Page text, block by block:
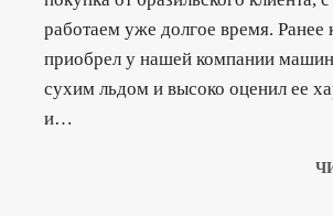
работаем уже долгое время. Ранее
приобрел у нашей компании
сухим льдом и высоко оценил ее
и…